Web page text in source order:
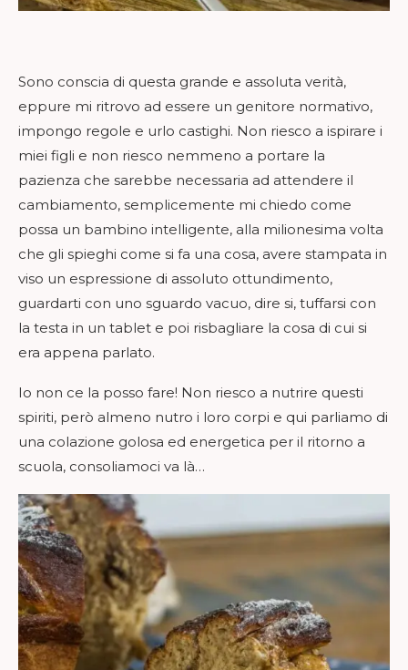
Sono conscia di questa grande e assoluta verità,
eppure mi ritrovo ad essere un genitore normativo,
impongo regole e urlo castighi. Non riesco a ispirare i
miei figli e non riesco nemmeno a portare la
pazienza che sarebbe necessaria ad attendere il
cambiamento, semplicemente mi chiedo come
possa un bambino intelligente, alla milionesima volta
che gli spieghi come si fa una cosa, avere stampata in
viso un espressione di assoluto ottundimento,
guardarti con uno sguardo vacuo, dire si, tuffarsi con
la testa in un tablet e poi risbagliare la cosa di cui si
era appena parlato.
Io non ce la posso fare! Non riesco a nutrire questi
spiriti, però almeno nutro i loro corpi e qui parliamo di
una colazione golosa ed energetica per il ritorno a
scuola, consoliamoci va là…